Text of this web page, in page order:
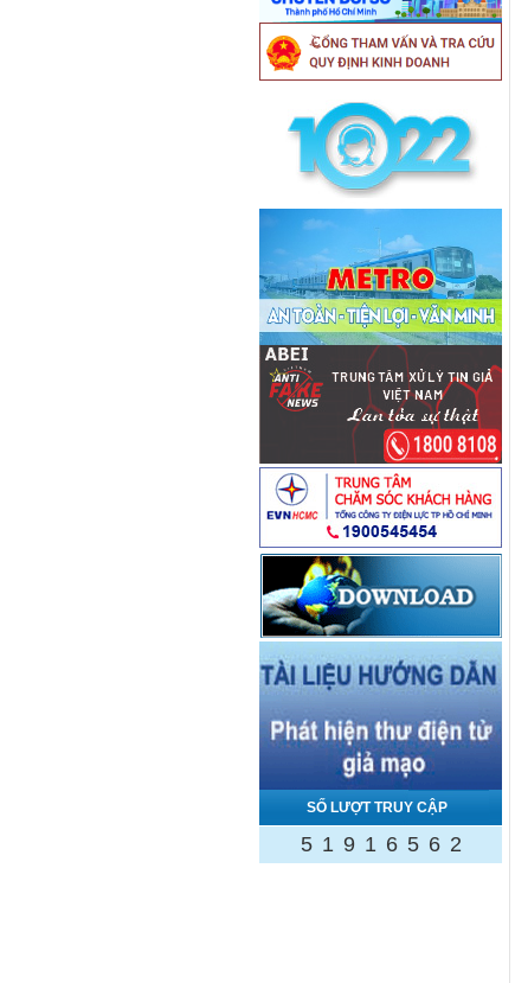
SỐ LƯỢT TRUY CẬP
5 1 9 1 6 5 6 2